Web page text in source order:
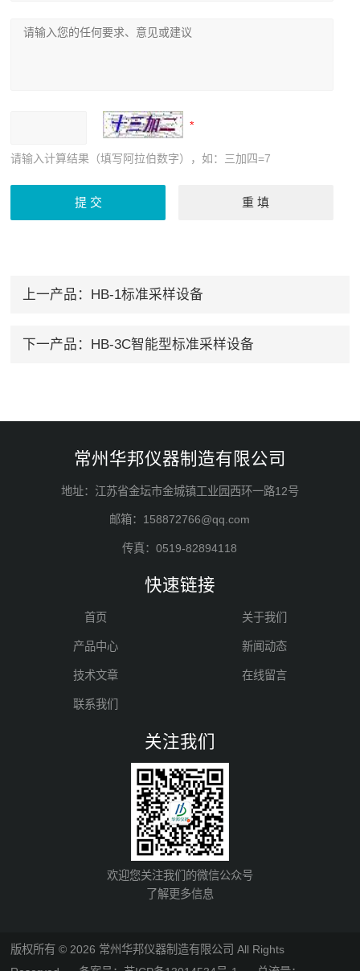
请输入计算结果（填写阿拉伯数字），如：三加四=7
上一产品： HB-1标准采样设备
下一产品： HB-3C智能型标准采样设备
常州华邦仪器制造有限公司
地址：江苏省金坛市金城镇工业园西环一路12号
邮箱：158872766@qq.com
传真：0519-82894118
快速链接
首页 关于我们
产品中心 新闻动态
技术文章 在线留言
联系我们
关注我们
欢迎您关注我们的微信公众号
了解更多信息
版权所有 © 2026 常州华邦仪器制造有限公司 All Rights